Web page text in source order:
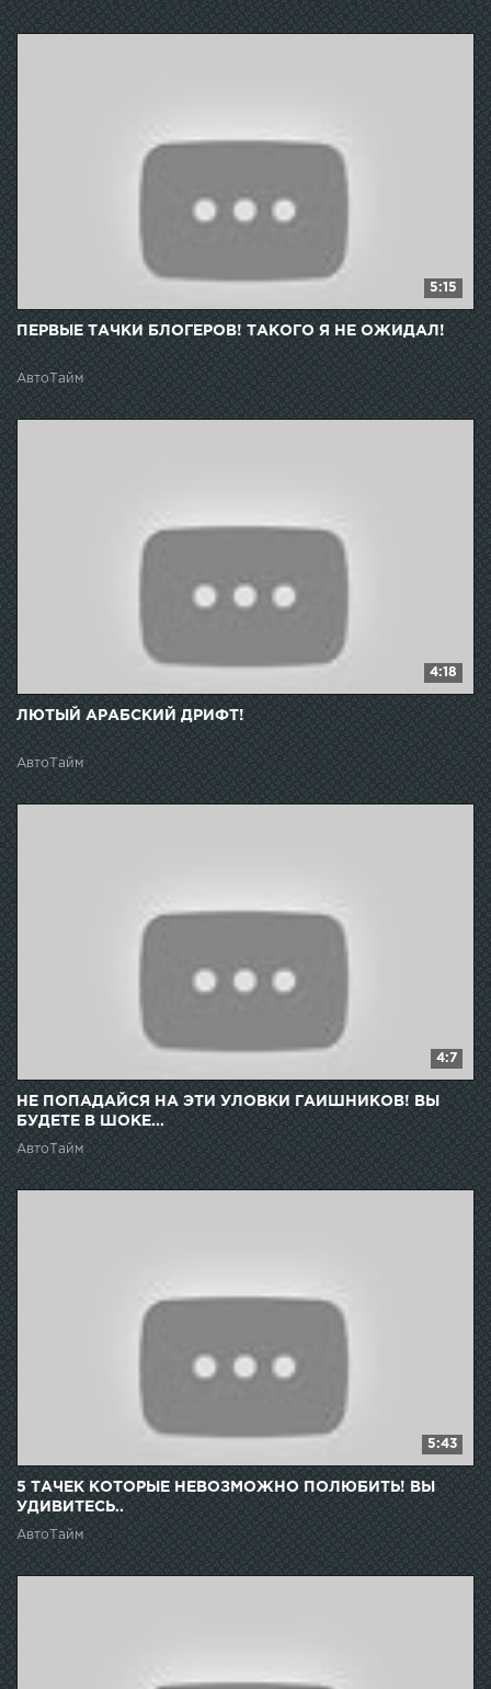
5:15
ПЕРВЫЕ ТАЧКИ БЛОГЕРОВ! ТАКОГО Я НЕ ОЖИДАЛ!
АвтоТайм
4:18
ЛЮТЫЙ АРАБСКИЙ ДРИФТ!
АвтоТайм
4:7
НЕ ПОПАДАЙСЯ НА ЭТИ УЛОВКИ ГАИШНИКОВ! ВЫ
БУДЕТЕ В ШОКЕ...
АвтоТайм
5:43
5 ТАЧЕК КОТОРЫЕ НЕВОЗМОЖНО ПОЛЮБИТЬ! ВЫ
УДИВИТЕСЬ..
АвтоТайм